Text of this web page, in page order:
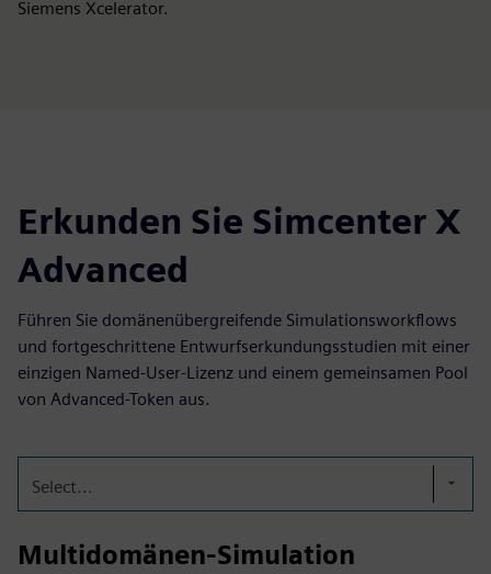
Siemens Xcelerator.
Erkunden Sie Simcenter X
Advanced
Führen Sie domänenübergreifende Simulationsworkflows
und fortgeschrittene Entwurfserkundungsstudien mit einer
einzigen Named-User-Lizenz und einem gemeinsamen Pool
von Advanced-Token aus.
Select...
Multidomänen-Simulation